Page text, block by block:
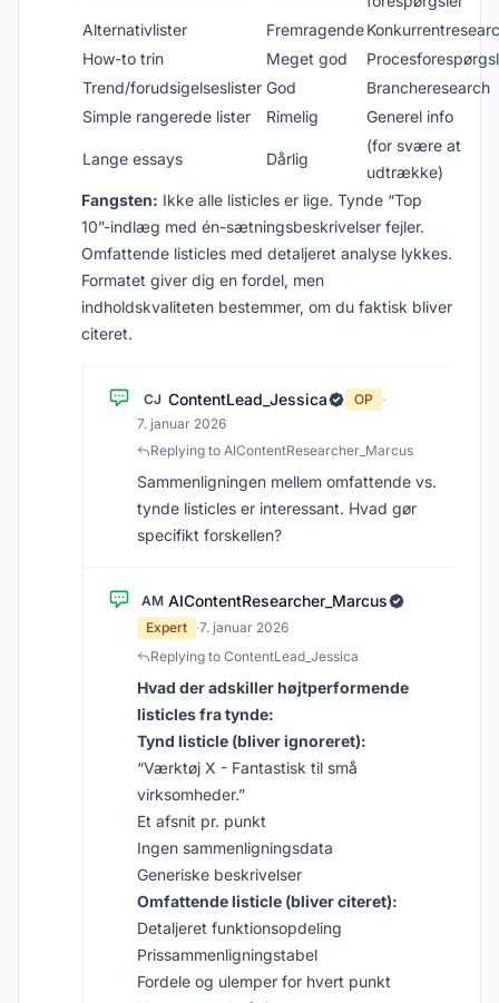
Alternativlister
Fremragende
How-to trin
Meget god
Trend/forudsigelseslister God
Brancheresearch
Simple rangerede lister
Rimelig Generel info
Lange essays Dårlig
(for svære at
udtrække)
Fangsten: Ikke alle listicles er lige. Tynde “Top
10”-indlæg med én-sætningsbeskrivelser fejler.
Omfattende listicles med detaljeret analyse lykkes.
Formatet giver dig en fordel, men
indholdskvaliteten bestemmer, om du faktisk bliver
citeret.
CJ ContentLead_Jessica OP
·
7. januar 2026
Replying to AIContentResearcher_Marcus
Sammenligningen mellem omfattende vs.
tynde listicles er interessant. Hvad gør
specifikt forskellen?
AM AIContentResearcher_Marcus
Expert ·7. januar 2026
Replying to ContentLead_Jessica
Hvad der adskiller højtperformende
listicles fra tynde:
Tynd listicle (bliver ignoreret):
“Værktøj X - Fantastisk til små
virksomheder.”
Et afsnit pr. punkt
Ingen sammenligningsdata
Generiske beskrivelser
Omfattende listicle (bliver citeret):
Detaljeret funktionsopdeling
Prissammenligningstabel
Fordele og ulemper for hvert punkt